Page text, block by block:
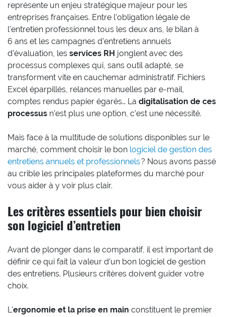
représente un enjeu stratégique majeur pour les
entreprises françaises. Entre l’obligation légale de
l’entretien professionnel tous les deux ans, le bilan à
6 ans et les campagnes d’entretiens annuels
d’évaluation, les services RH jonglent avec des
processus complexes qui, sans outil adapté, se
transforment vite en cauchemar administratif. Fichiers
Excel éparpillés, relances manuelles par e-mail,
comptes rendus papier égarés… La digitalisation de ces
processus n’est plus une option, c’est une nécessité.
Mais face à la multitude de solutions disponibles sur le
marché, comment choisir le bon logiciel de gestion des
entretiens annuels et professionnels? Nous avons passé
au crible les principales plateformes du marché pour
vous aider à y voir plus clair.
Les critères essentiels pour bien choisir
son logiciel d’entretien
Avant de plonger dans le comparatif, il est important de
définir ce qui fait la valeur d’un bon logiciel de gestion
des entretiens. Plusieurs critères doivent guider votre
choix.
L’ergonomie et la prise en main constituent le premier